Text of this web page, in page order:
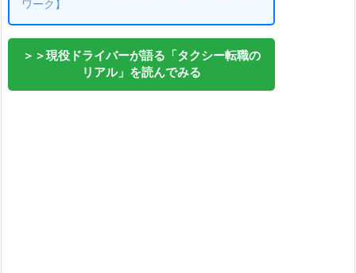
ワーク】
＞＞現役ドライバーが語る「タクシー転職の
リアル」を読んでみる